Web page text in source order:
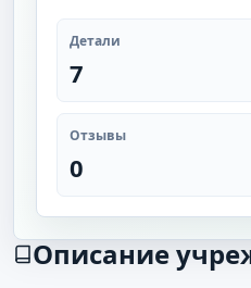
Детали
7
Отзывы
0
Описание